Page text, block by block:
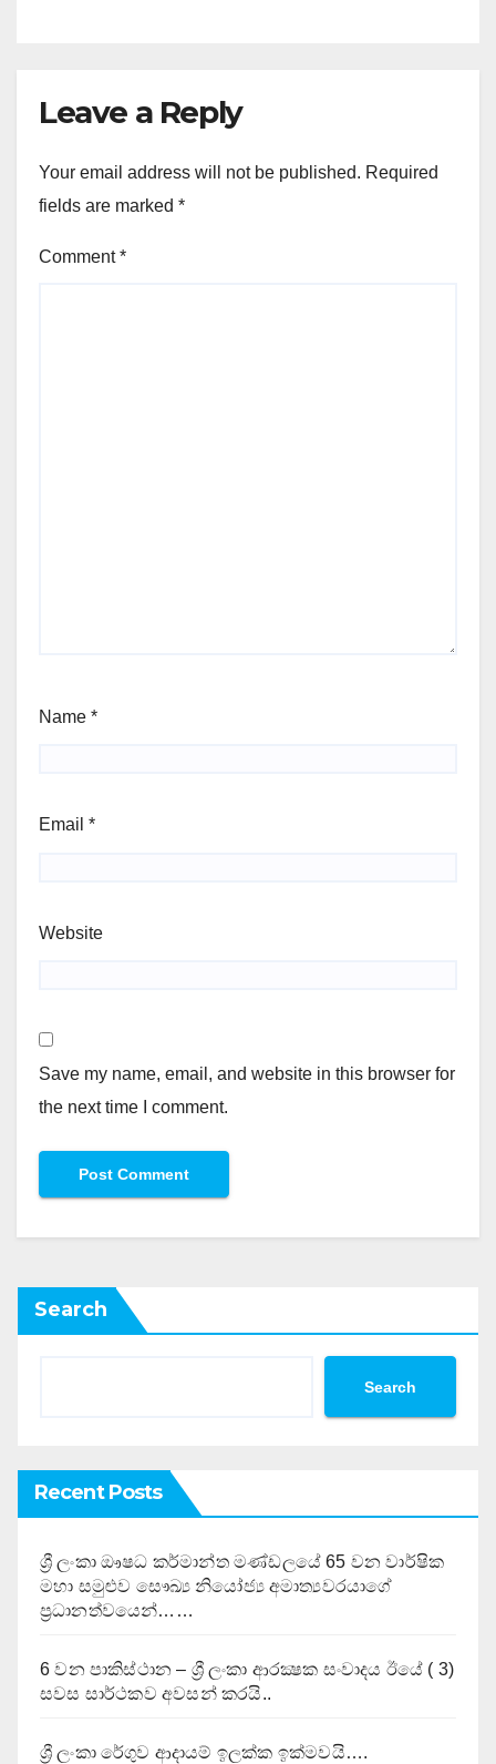
Leave a Reply
Your email address will not be published. Required
fields are marked *
Comment*
Name *
Email *
Website
Save my name, email, and website in this browser for
the next time I comment.
Search
Search
Recent Posts
ශ්‍රී ලංකා ඖෂධ කර්මාන්ත මණ්ඩලයේ 65 වන වාර්ෂික
මහා සමුළුව සෞඛ්‍ය නියෝජ්‍ය අමාත්‍යවරයාගේ
ප්‍රධානත්වයෙන්……
6 වන පාකිස්ථාන – ශ්‍රී ලංකා ආරක්‍ෂක සංවාදය ඊයේ ( 3)
සවස සාර්ථකව අවසන් කරයි..
ශ්‍රී ලංකා රේගුව ආදායම් ඉලක්ක ඉක්මවයි….